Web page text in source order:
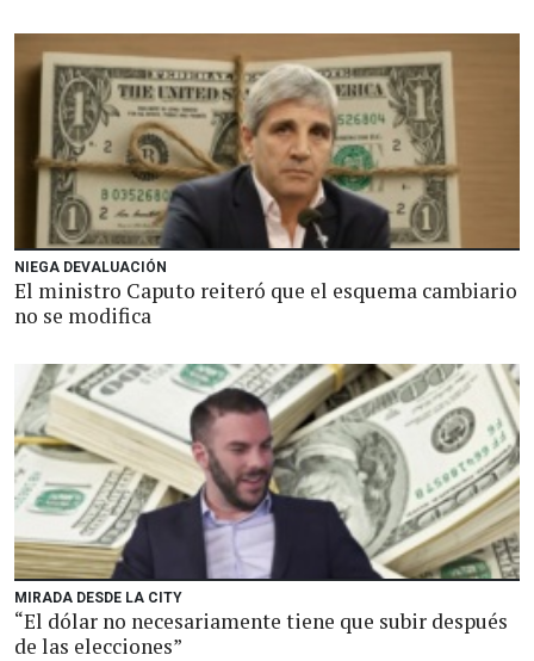
NIEGA DEVALUACIÓN
El ministro Caputo reiteró que el esquema cambiario
no se modifica
MIRADA DESDE LA CITY
“El dólar no necesariamente tiene que subir después
de las elecciones”